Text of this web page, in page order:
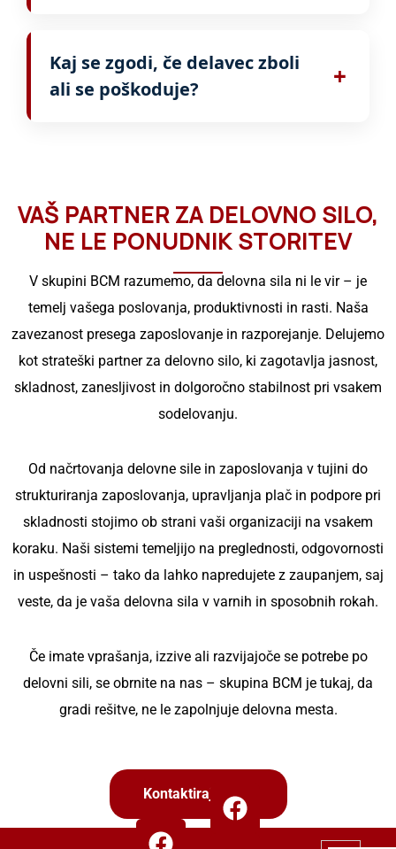
družin doma. Če so nadure plačane v skladu
z zakonodajo vaše države, so navadno zelo
Kaj se zgodi, če delavec zboli
ali se poškoduje?
+
VAŠ PARTNER ZA DELOVNO SILO,
NE LE PONUDNIK STORITEV
V skupini BCM razumemo, da delovna sila ni le vir – je
temelj vašega poslovanja, produktivnosti in rasti. Naša
zavezanost presega zaposlovanje in razporejanje. Delujemo
kot strateški partner za delovno silo, ki zagotavlja jasnost,
skladnost, zanesljivost in dolgoročno stabilnost pri vsakem
sodelovanju.
Od načrtovanja delovne sile in zaposlovanja v tujini do
strukturiranja zaposlovanja, upravljanja plač in podpore pri
skladnosti stojimo ob strani vaši organizaciji na vsakem
koraku. Naši sistemi temeljijo na preglednosti, odgovornosti
in uspešnosti – tako da lahko napredujete z zaupanjem, saj
veste, da je vaša delovna sila v varnih in sposobnih rokah.
Če imate vprašanja, izzive ali razvijajoče se potrebe po
delovni sili, se obrnite na nas – skupina BCM je tukaj, da
gradi rešitve, ne le zapolnjuje delovna mesta.
Kontaktirajte Nas